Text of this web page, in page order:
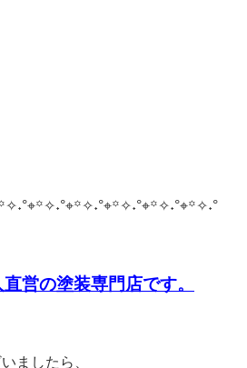
営の塗装専門店です。
ましたら、